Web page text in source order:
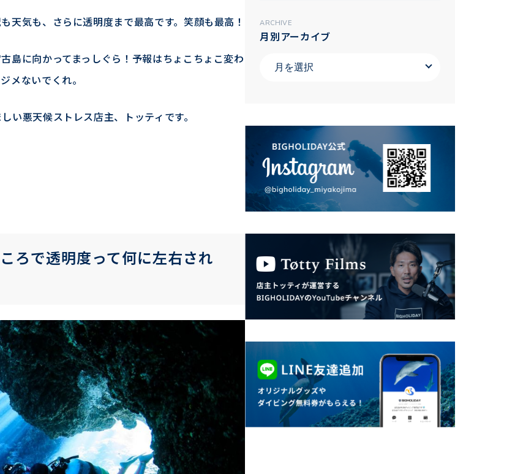
天気も、さらに透明度まで最高です。笑顔も最高！
島に向かってまっしぐら！予報はちょこちょこ変わ
メないでくれ。
い悪天候ストレス店主、トッティです。
ろで透明度って何に左右され
ARCHIVE
月別アーカイブ